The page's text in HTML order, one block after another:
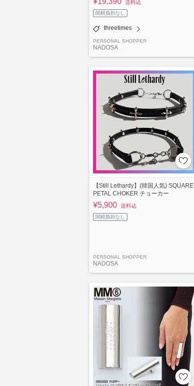
送料込
関税負担なし
threetimes
PERSONAL SHOPPER
NADOSA
【Still Lethardy】(韓国人気) SQUARE
PETAL CHOKER チョーカー
¥5,900 送料込
関税負担なし
PERSONAL SHOPPER
NADOSA